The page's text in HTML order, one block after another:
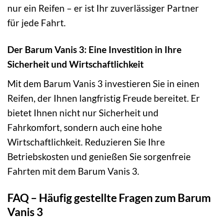
nur ein Reifen – er ist Ihr zuverlässiger Partner
für jede Fahrt.
Der Barum Vanis 3: Eine Investition in Ihre
Sicherheit und Wirtschaftlichkeit
Mit dem Barum Vanis 3 investieren Sie in einen
Reifen, der Ihnen langfristig Freude bereitet. Er
bietet Ihnen nicht nur Sicherheit und
Fahrkomfort, sondern auch eine hohe
Wirtschaftlichkeit. Reduzieren Sie Ihre
Betriebskosten und genießen Sie sorgenfreie
Fahrten mit dem Barum Vanis 3.
FAQ – Häufig gestellte Fragen zum Barum
Vanis 3